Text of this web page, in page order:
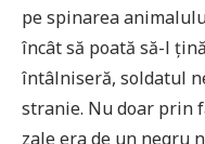
pe spinarea
încât să poată să-l
întâlniseră, soldatul
stranie. Nu doar prin
zale era de un negru